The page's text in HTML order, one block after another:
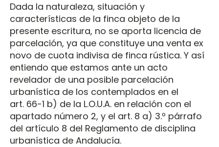
Dada la naturaleza, situación y
características de la finca objeto de la
presente escritura, no se aporta licencia de
parcelación, ya que constituye una venta ex
novo de cuota indivisa de finca rústica. Y así
entiendo que estamos ante un acto
revelador de una posible parcelación
urbanística de los contemplados en el
art. 66-1 b) de la L.O.U.A. en relación con el
apartado número 2, y el art. 8 a) 3.º párrafo
del artículo 8 del Reglamento de disciplina
urbanística de Andalucía.